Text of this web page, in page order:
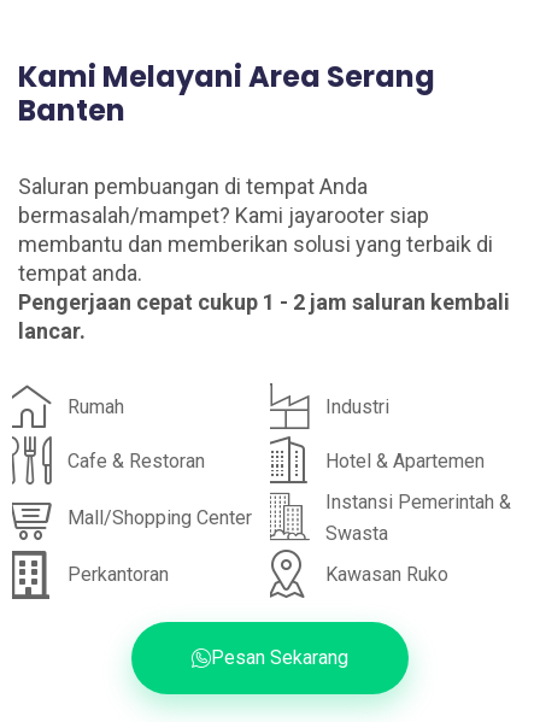
Kami Melayani Area Serang
Banten
Saluran pembuangan di tempat Anda
bermasalah/mampet? Kami jayarooter siap
membantu dan memberikan solusi yang terbaik di
tempat anda.
Pengerjaan cepat cukup 1 - 2 jam saluran kembali
lancar.
Rumah Industri
Cafe & Restoran Hotel & Apartemen
Mall/Shopping Center
Instansi Pemerintah &
Swasta
Perkantoran
Kawasan Ruko
Pesan Sekarang